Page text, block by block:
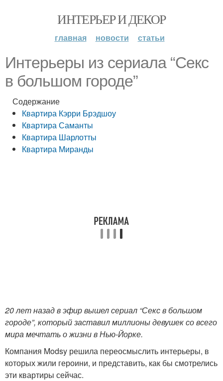
ИНТЕРЬЕР И ДЕКОР
главная новости статьи
Интерьеры из сериала “Секс
в большом городе”
Содержание
Квартира Кэрри Брэдшоу
Квартира Саманты
Квартира Шарлотты
Квартира Миранды
20 лет назад в эфир вышел сериал “Секс в большом
городе”, который заставил миллионы девушек со всего
мира мечтать о жизни в Нью-Йорке.
Компания Modsy решила переосмыслить интерьеры, в
которых жили героини, и представить, как бы смотрелись
эти квартиры сейчас.